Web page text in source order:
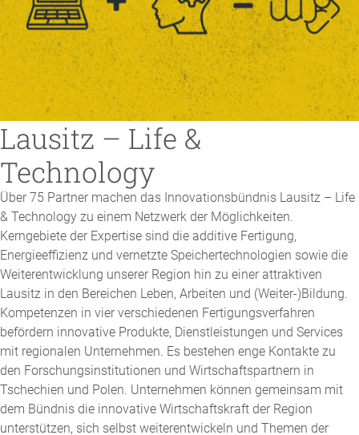
Lausitz – Life &
Technology
Über 75 Partner machen das Innovationsbündnis Lausitz – Life
& Technology zu einem Netzwerk der Möglichkeiten.
Kerngebiete der Expertise sind die additive Fertigung,
Energieeffizienz und vernetzte Speichertechnologien sowie die
Weiterentwicklung unserer Region hin zu einer attraktiven
Lausitz in den Bereichen Leben, Arbeiten und (Weiter-)Bildung.
Kompetenzen in vier verschiedenen Fertigungsverfahren
befördern innovative Produkte, Dienstleistungen und Services
mit regionalen Unternehmen. Es bestehen enge Kontakte zu
den Forschungsinstitutionen und Wirtschaftspartnern in
Tschechien und Polen. Unternehmen können gemeinsam mit
dem Bündnis die innovative Wirtschaftskraft der Region
unterstützen, sich selbst weiterentwickeln und Themen der